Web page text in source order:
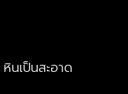
นเป็นสะอาด